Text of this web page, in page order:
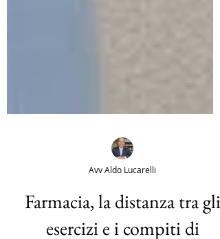
Avv Aldo Lucarelli
Farmacia, la distanza tra gli